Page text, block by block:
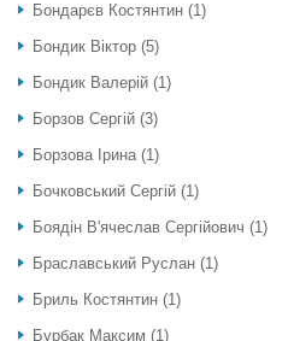
Бондарєв Костянтин (1)
Бондик Віктор (5)
Бондик Валерій (1)
Борзов Сергiй (3)
Борзова Ірина(1)
Бочковський Сергій (1)
Боядін В'ячеслав Сергійович (1)
Браславський Руслан (1)
Бриль Костянтин (1)
Бурбак Максим (1)